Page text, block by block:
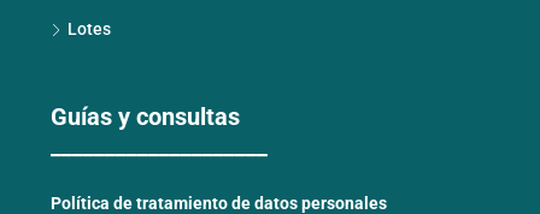
Lotes
Guías y consultas
Política de tratamiento de datos personales